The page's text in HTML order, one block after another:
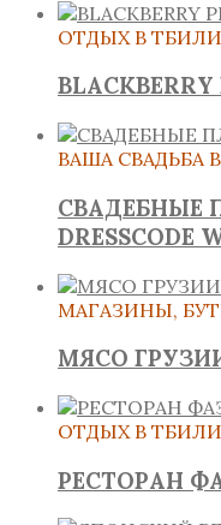
ОТДЫХ В
ВАША СВАДЬБА
СВАДЕБНЫЕ
DRESSCODE
МАГАЗИНЫ,
МЯСО
ОТДЫХ В
РЕСТОРАН